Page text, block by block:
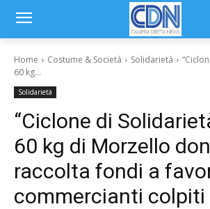
Home Costume & Società Solidarietà
60 kg...
Solidarietà
“Ciclone di
60 kg di Morzello
raccolta fondi a
commercianti colpiti